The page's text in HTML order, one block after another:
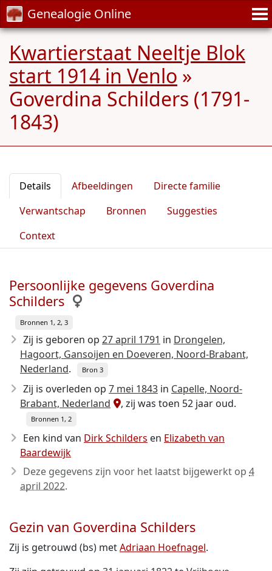
Genealogie Online
Kwartierstaat Neeltje Blok
start 1914 in Venlo »
Goverdina Schilders (1791-
1843)
Details Afbeeldingen
Directe familie
Verwantschap
Bronnen
Suggesties
Context
Persoonlijke gegevens Goverdina
Schilders
Bronnen 1, 2, 3
Zij is geboren op 27 april 1791 in Drongelen,
Hagoort, Gansoijen en Doeveren, Noord-Brabant,
Nederland. Bron 3
Zij is overleden op 7 mei 1843 in Capelle, Noord-
Brabant, Nederland
, zij was toen 52 jaar oud.
Bronnen 1, 2
Een kind van Dirk Schilders en Elizabeth van
Baardewijk
Deze gegevens zijn voor het laatst bijgewerkt op 4
april 2022.
Gezin van Goverdina Schilders
Zij is getrouwd (bs) metAdriaan Hoefnagel.